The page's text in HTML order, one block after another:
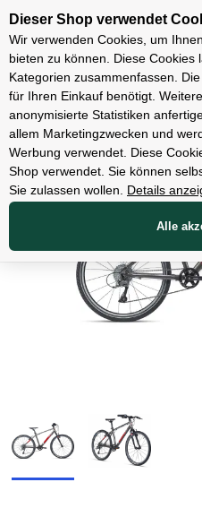
Fahrräder
Dieser Shop verwendet
Wir verwenden Cookies, um
bieten zu können. Diese
Kategorien zusammenfassen.
für Ihren Einkauf benötigt.
anonymisierte Statistiken
allem Marketingzwecken und
Werbung verwendet. Diese
Shop verwendet. Sie können
Sie zulassen wollen.
Details
Alle